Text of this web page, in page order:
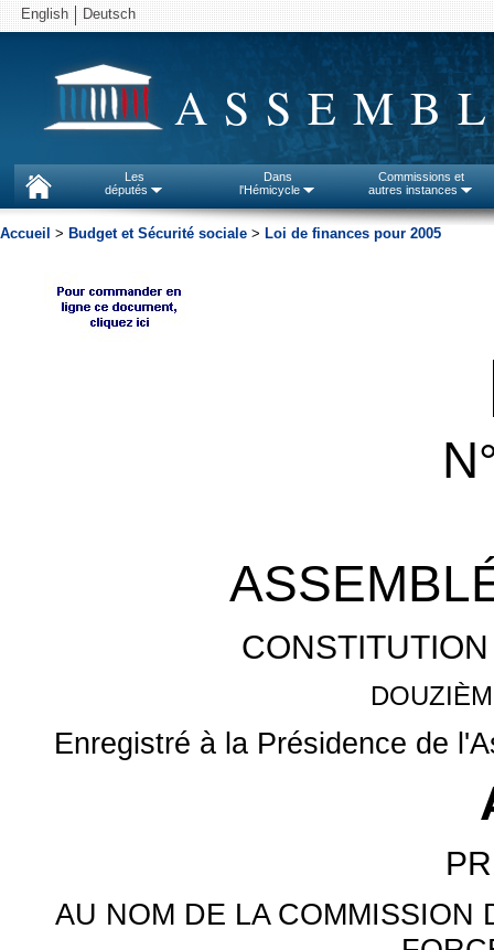
English Deutsch
Les
députés
Dans
l'Hémicycle
Commissions et
autres instances
Accueil > Budget et Sécurité sociale > Loi de finances pour 2005
N
Enregistré à la Présidence de
AU NOM DE LA COMMISSION